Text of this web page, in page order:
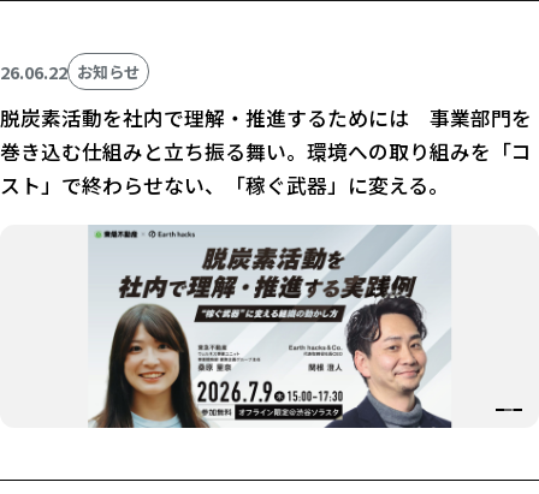
26.06.22 お知らせ
脱炭素活動を社内で理解・推進するためには 事業部門を
巻き込む仕組みと立ち振る舞い。環境への取り組みを「コ
スト」で終わらせない、「稼ぐ武器」に変える。